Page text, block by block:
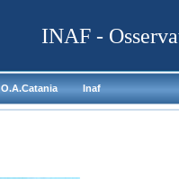
INAF -
O.A.Catania Inaf